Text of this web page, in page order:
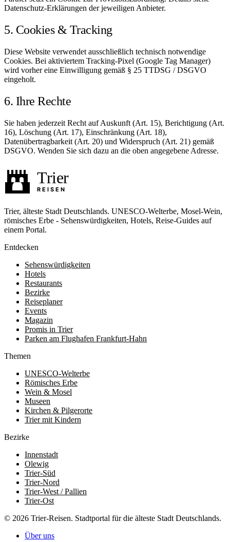
Datenschutz-Erklärungen der jeweiligen Anbieter.
5. Cookies & Tracking
Diese Website verwendet ausschließlich technisch notwendige
Cookies. Bei aktiviertem Tracking-Pixel (Google Tag Manager)
wird vorher eine Einwilligung gemäß § 25 TTDSG / DSGVO
eingeholt.
6. Ihre Rechte
Sie haben jederzeit Recht auf Auskunft (Art. 15), Berichtigung (Art.
16), Löschung (Art. 17), Einschränkung (Art. 18),
Datenübertragbarkeit (Art. 20) und Widerspruch (Art. 21) gemäß
DSGVO. Wenden Sie sich dazu an die oben angegebene Adresse.
Trier, älteste Stadt Deutschlands. UNESCO-Welterbe, Mosel-Wein,
römisches Erbe - Sehenswürdigkeiten, Hotels, Reise-Guides auf
einem Portal.
Entdecken
Sehenswürdigkeiten
Hotels
Restaurants
Bezirke
Reiseplaner
Events
Magazin
Promis in Trier
Parken am Flughafen Frankfurt-Hahn
Themen
UNESCO-Welterbe
Römisches Erbe
Wein & Mosel
Museen
Kirchen & Pilgerorte
Trier mit Kindern
Bezirke
Innenstadt
Olewig
Trier-Süd
Trier-Nord
Trier-West / Pallien
Trier-Ost
© 2026 Trier-Reisen. Stadtportal für die älteste Stadt Deutschlands.
Über uns